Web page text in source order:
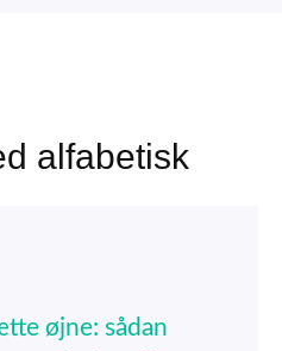
alfabetisk
øjne: sådan